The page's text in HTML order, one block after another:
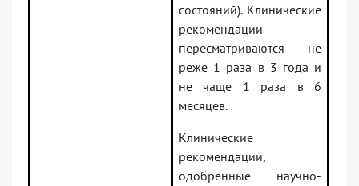
состояний). Клинические
рекомендации
пересматриваются не
реже 1 раза в 3 года и
не чаще 1 раза в 6
месяцев.
Клинические
рекомендации,
одобренные научно-